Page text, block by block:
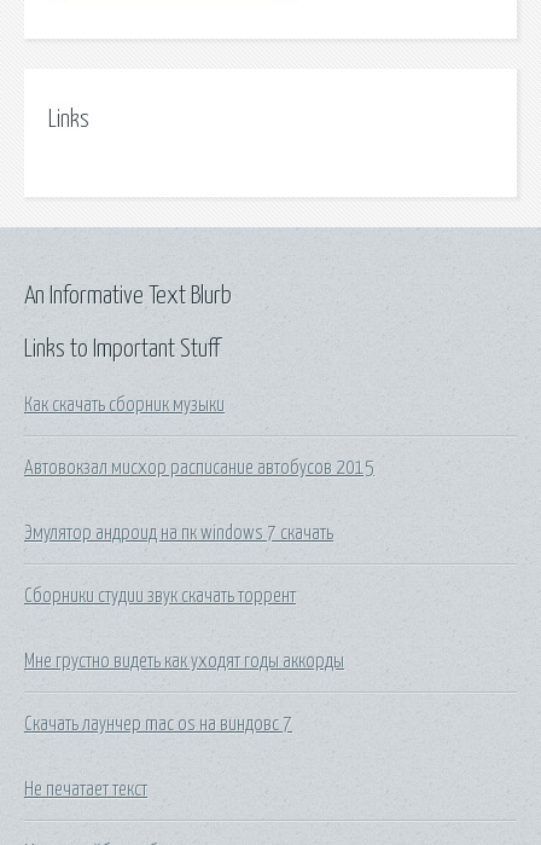
Links
Links to Important Stuff
Как скачать сборник музыки
Автовокзал мисхор расписание автобусов 2015
Эмулятор андроид на пк windows 7 скачать
Сборники студии звук скачать торрент
Мне грустно видеть как уходят годы аккорды
Скачать лаунчер mac os на виндовс 7
Не печатает текст
An Informative Text Blurb